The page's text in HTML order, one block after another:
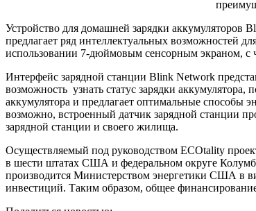
Устройство для домашней зарядки аккумуляторов
предлагает ряд интеллектуальных возможностей
использовании 7-дюймовым сенсорным экраном, с
Интерфейс зарядной станции Blink Network
возможность узнать статус зарядки
аккумулятора и предлагает оптимальные способы
возможно, встроенный датчик зарядной станции
зарядной станции и своего жилища.
Осуществляемый под руководством ECOtality
в шести штатах США и федеральном округе
производится Министерством энергетики США в
инвестиций. Таким образом, общее